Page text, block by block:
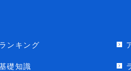
ランキング
礎知識